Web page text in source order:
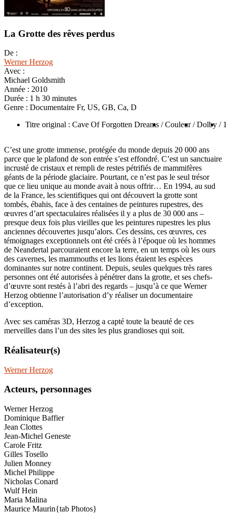
La Grotte des rêves perdus
De :
Werner Herzog
Avec :
Michael Goldsmith
Année : 2010
Durée : 1 h 30 minutes
Genre : Documentaire Fr, US, GB, Ca, D
Titre original : Cave Of Forgotten Dreams / Couleur / Dolby /
C’est une grotte immense, protégée du monde depuis 20 000 ans
parce que le plafond de son entrée s’est effondré. C’est un sanctuaire
incrusté de cristaux et rempli de restes pétrifiés de mammifères
géants de la période glaciaire. Pourtant, ce n’est pas le seul trésor
que ce lieu unique au monde avait à nous offrir… En 1994, au sud
de la France, les scientifiques qui ont découvert la grotte sont
tombés, ébahis, face à des centaines de peintures rupestres, des
œuvres d’art spectaculaires réalisées il y a plus de 30 000 ans –
presque deux fois plus vieilles que les peintures rupestres les plus
anciennes découvertes jusqu’alors. Ces dessins, ces œuvres, ces
témoignages exceptionnels ont été créés à l’époque où les hommes
de Neandertal parcouraient encore la terre, en un temps où les ours
des cavernes, les mammouths et les lions étaient les espèces
dominantes sur notre continent. Depuis, seules quelques très rares
personnes ont été autorisées à pénétrer dans la grotte, et ses chefs-
d’œuvre sont restés à l’abri des regards – jusqu’à ce que Werner
Herzog obtienne l’autorisation d’y réaliser un documentaire
d’exception.
Avec ses caméras 3D, Herzog a capté toute la beauté de ces
merveilles dans l’un des sites les plus grandioses qui soit.
Réalisateur(s)
Werner Herzog
Acteurs, personnages
Werner Herzog
Dominique Baffier
Jean Clottes
Jean-Michel Geneste
Carole Fritz
Gilles Tosello
Julien Monney
Michel Philippe
Nicholas Conard
Wulf Hein
Maria Malina
Maurice Maurin{tab Photos}